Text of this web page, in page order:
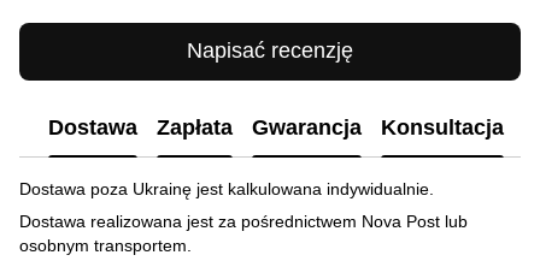
Napisać recenzję
Dostawa Zapłata Gwarancja Konsultacja
Dostawa poza Ukrainę jest kalkulowana indywidualnie.
Dostawa realizowana jest za pośrednictwem Nova Post lub
osobnym transportem.